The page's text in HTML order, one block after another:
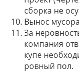
сборка не
Вынос
За
компания
купе
ровный пол.